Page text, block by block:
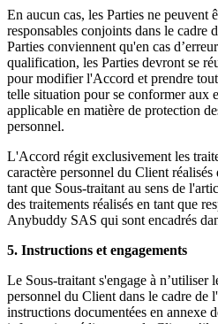
En aucun cas, les Parties ne peuvent
responsables conjoints dans le cadre
Parties conviennent qu'en cas
qualification, les Parties devront se
pour modifier l'Accord et prendre
telle situation pour se conformer aux
applicable en matière de protection
personnel.
L'Accord régit exclusivement les
caractère personnel du Client
tant que Sous-traitant au sens de
des traitements réalisés en tant que
Anybuddy SAS qui sont encadrés
5. Instructions et engagements
Le Sous-traitant s'engage à n’utiliser
personnel du Client dans le cadre de
instructions documentées en annexe